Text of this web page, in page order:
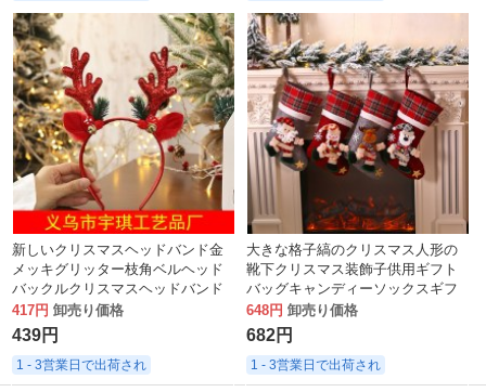
新しいクリスマスヘッドバンド金
メッキグリッター枝角ベルヘッド
バックルクリスマスヘッドバンド
子供と大人ヘラジカの頭飾り
417円 卸売り価格
439円
1 - 3営業日で出荷され
大きな格子縞のクリスマス人形の
靴下クリスマス装飾子供用ギフト
バッグキャンディーソックスギフ
トバッグ
648円 卸売り価格
682円
1 - 3営業日で出荷され